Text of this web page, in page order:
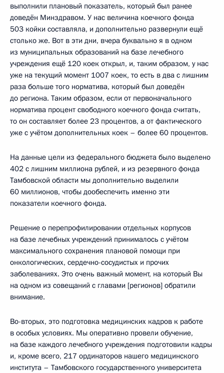
выполнили плановый показатель, который был ранее
доведён Минздравом. У нас величина коечного фонда
503 койки составляла, и дополнительно развернули ещё
столько же. Вот в эти дни, вчера буквально я в одном
из муниципальных образований на базе лечебного
учреждения ещё 120 коек открыл, и, таким образом, у нас
уже на текущий момент 1007 коек, то есть в два с лишним
раза больше того норматива, который был доведён
до региона. Таким образом, если от первоначального
норматива процент свободного коечного фонда считать,
то он составляет более 23 процентов, а от фактического
уже с учётом дополнительных коек – более 60 процентов.
На данные цели из федерального бюджета было выделено
402 с лишним миллиона рублей, и из резервного фонда
Тамбовской области мы дополнительно выделили
60 миллионов, чтобы дообеспечить именно эти
показатели коечного фонда.
Решение о перепрофилировании отдельных корпусов
на базе лечебных учреждений принималось с учётом
максимального сохранения плановой помощи при
онкологических, сердечно-сосудистых и прочих
заболеваниях. Это очень важный момент, на который Вы
на одном из совещаний с главами [регионов] обратили
внимание.
Во-вторых, это подготовка медицинских кадров к работе
в особых условиях. Мы оперативно провели обучение,
на базе каждого лечебного учреждения подготовили кадры
и, кроме всего, 217 ординаторов нашего медицинского
института – Тамбовского государственного университета